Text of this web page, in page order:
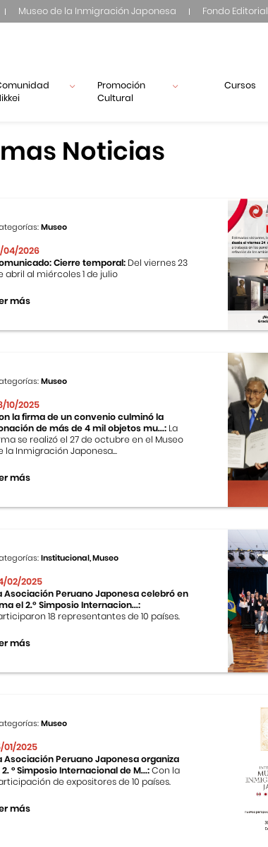
Museo de la Inmigración Japonesa Fondo Editorial
Promoción
Cultural
Cursos
Noticias
Museo
04/2026
Cierre temporal: Del viernes 23
abril al miércoles 1 de julio
más
Museo
10/2025
la firma de un convenio culminó la
de más de 4 mil objetos mu...: La
se realizó el 27 de octubre en el Museo
la Inmigración Japonesa...
más
Institucional, Museo
02/2025
Asociación Peruano Japonesa celebró en
el 2.º Simposio Internacion...:
18 representantes de 10 países.
más
Museo
01/2025
Asociación Peruano Japonesa organiza
2. ° Simposio Internacional de M...:Con la
de expositores de 10 países.
más